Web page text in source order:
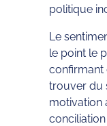
politique
Le
le point le
confirmant
trouver du
motivation